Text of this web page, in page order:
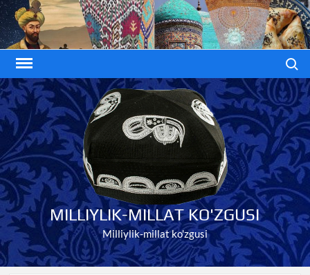
Skip
to
content
MILLIYLIK-MILLAT KO'ZGUSI
Milliylik-millat ko'zgusi